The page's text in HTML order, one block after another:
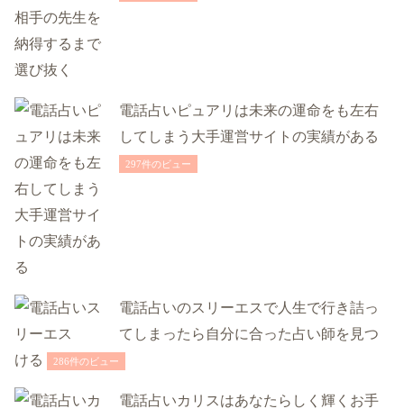
電話占いピュアリは未来の運命をも左右
してしまう大手運営サイトの実績がある
297件のビュー
電話占いのスリーエスで人生で行き詰っ
てしまったら自分に合った占い師を見つ
ける
286件のビュー
電話占いカリスはあなたらしく輝くお手